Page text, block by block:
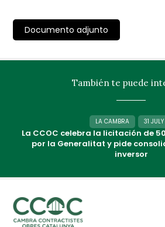
Documento adjunto
También te puede
LA CAMBRA 31 JULY
La CCOC celebra la licitación de
por la Generalitat y pide
inversor